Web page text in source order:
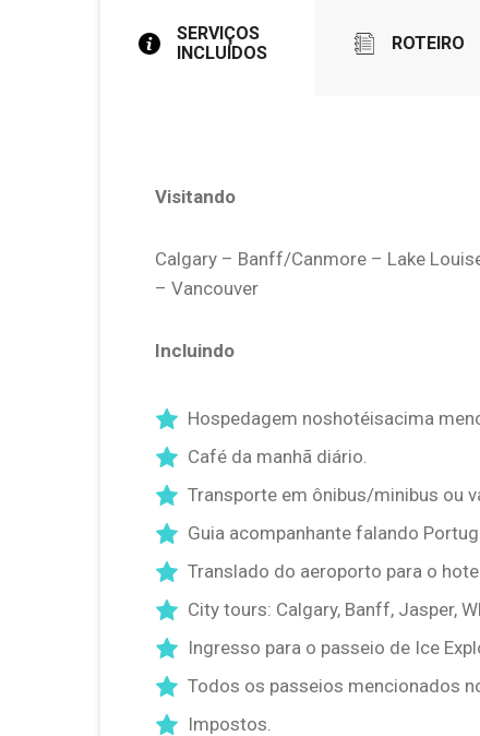
SERVIÇOS
INCLUÍDOS
ROTEIRO
Visitando
Calgary – Banff/Canmore – Lake
– Vancouver
Incluindo
Hospedagem noshotéisacima
Café da manhã diário.
Transporte em ônibus/minibus ou
Guia acompanhante falando
Translado do aeroporto para o
City tours: Calgary, Banff, Jasper,
Ingresso para o passeio de Ice
Todos os passeios mencionados
Impostos.